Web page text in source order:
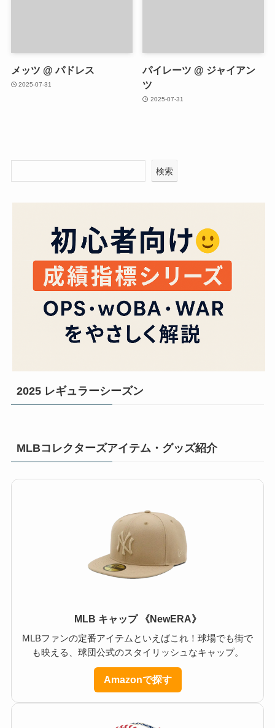
メッツ @ パドレス
2025-07-31
パイレーツ @ ジャイアン
ツ
2025-07-31
検索
2025 レギュラーシーズン
MLBコレクターズアイテム・グッズ紹介
MLB キャップ 《NewERA》
MLBファンの定番アイテムといえばこれ！球場でも街で
も映える、球団公式のスタイリッシュなキャップ。
Amazonで探す